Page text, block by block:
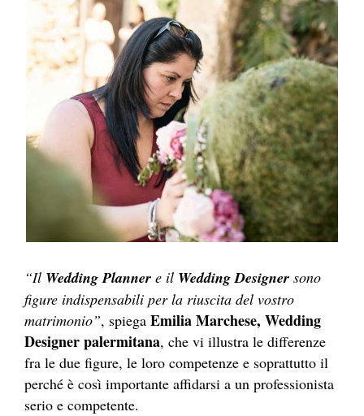
“Il Wedding Planner e il Wedding Designer sono
figure indispensabili per la riuscita del vostro
matrimonio”, spiega Emilia Marchese, Wedding
Designer palermitana, che vi illustra le differenze
fra le due figure, le loro competenze e soprattutto il
perché è così importante affidarsi a un professionista
serio e competente.